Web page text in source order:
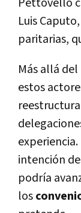
Luis
paritarias,
Más allá
estos
intención
podría
los